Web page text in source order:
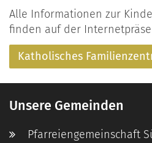
Alle Informationen zur
finden auf der
Katholisches
Unsere Gemeinden
Pfarreiengemeinschaft